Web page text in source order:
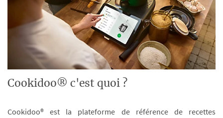
Cookidoo® c'est quoi ?
Cookidoo® est la plateforme de référence de recettes